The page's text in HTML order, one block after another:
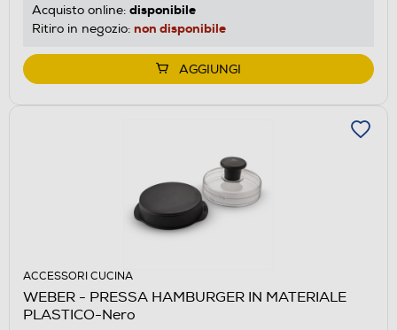
Acquisto online: disponibile
Ritiro in negozio: non disponibile
AGGIUNGI
ACCESSORI CUCINA
WEBER - PRESSA HAMBURGER IN MATERIALE
PLASTICO-Nero